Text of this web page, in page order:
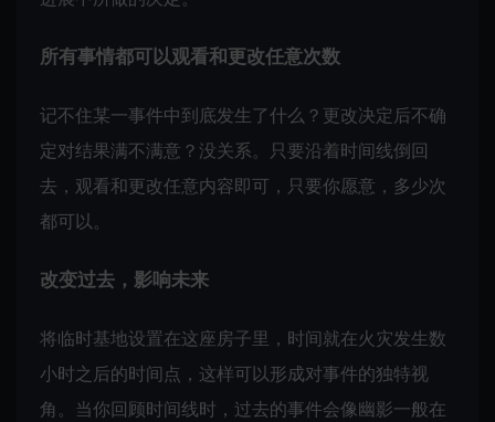
所有事情都可以观看和更改任意次数
记不住某一事件中到底发生了什么？更改决定后不确
定对结果满不满意？没关系。只要沿着时间线倒回
去，观看和更改任意内容即可，只要你愿意，多少次
都可以。
改变过去，影响未来
将临时基地设置在这座房子里，时间就在火灾发生数
小时之后的时间点，这样可以形成对事件的独特视
角。当你回顾时间线时，过去的事件会像幽影一般在